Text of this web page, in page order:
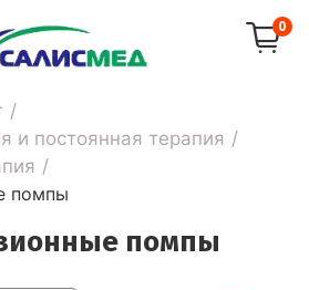
0
и постоянная терапия
помпы
помпы